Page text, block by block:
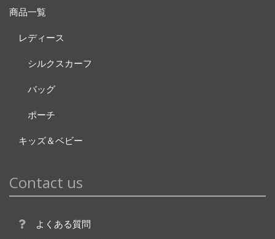
商品一覧
レディース
シルクスカーフ
バッグ
ポーチ
キッズ＆ベビー
Contact us
よくある質問